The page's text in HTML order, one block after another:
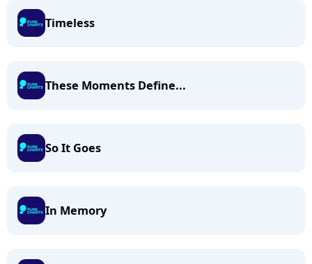
Timeless
These Moments Define...
So It Goes
In Memory